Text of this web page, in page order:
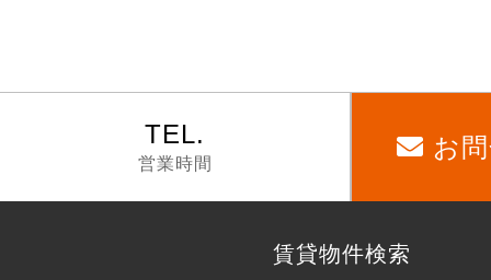
TEL.
営業時間
お
賃貸物件検索